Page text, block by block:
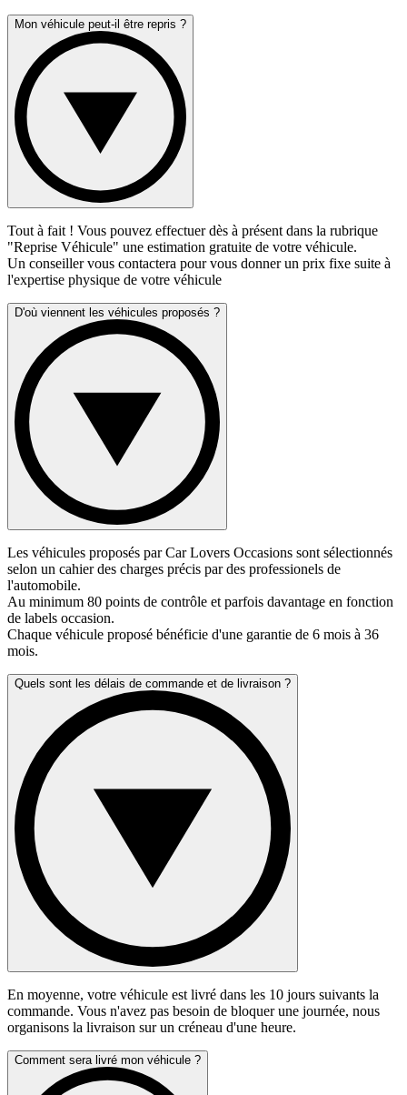
Mon véhicule peut-il être repris ?
Tout à fait ! Vous pouvez effectuer dès à présent dans la rubrique
"Reprise Véhicule" une estimation gratuite de votre véhicule.
Un conseiller vous contactera pour vous donner un prix fixe suite à
l'expertise physique de votre véhicule
D'où viennent les véhicules proposés ?
Les véhicules proposés par Car Lovers Occasions sont sélectionnés
selon un cahier des charges précis par des professionels de
l'automobile.
Au minimum 80 points de contrôle et parfois davantage en fonction
de labels occasion.
Chaque véhicule proposé bénéficie d'une garantie de 6 mois à 36
mois.
Quels sont les délais de commande et de livraison ?
En moyenne, votre véhicule est livré dans les 10 jours suivants la
commande. Vous n'avez pas besoin de bloquer une journée, nous
organisons la livraison sur un créneau d'une heure.
Comment sera livré mon véhicule ?